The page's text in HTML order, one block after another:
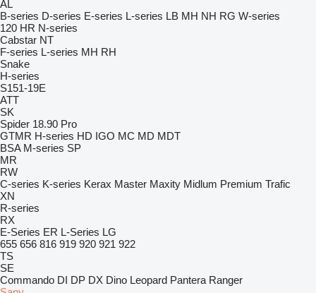
AL
B-series D-series E-series L-series LB MH NH RG W-series
120 HR N-series
Cabstar NT
F-series L-series MH RH
Snake
H-series
S151-19E
ATT
SK
Spider 18.90 Pro
GTMR H-series HD IGO MC MD MDT
BSA M-series SP
MR
RW
C-series K-series Kerax Master Maxity Midlum Premium Trafic
XN
R-series
RX
E-Series ER L-Series LG
655 656 816 919 920 921 922
TS
SE
Commando DI DP DX Dino Leopard Pantera Ranger